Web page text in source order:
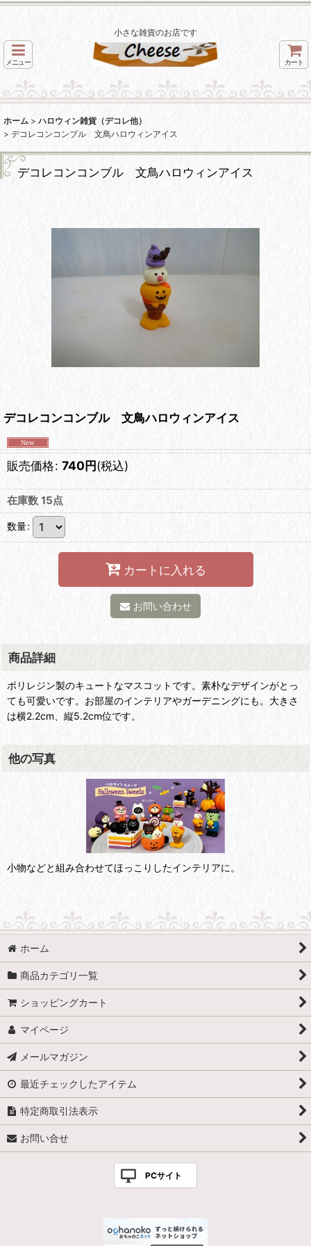
小さな雑貨のお店です
メニュー カート
ホーム > ハロウィン雑貨（デコレ他）
> デコレコンコンブル 文鳥ハロウィンアイス
デコレコンコンブル 文鳥ハロウィンアイス
デコレコンコンブル 文鳥ハロウィンアイス
販売価格: 740円(税込)
在庫数 15点
数量:
カートに入れる
お問い合わせ
商品詳細
ポリレジン製のキュートなマスコットです。素朴なデザインがとっ
ても可愛いです。お部屋のインテリアやガーデニングにも。大きさ
は横2.2cm、縦5.2cm位です。
他の写真
小物などと組み合わせてほっこりしたインテリアに。
ホーム
商品カテゴリ一覧
ショッピングカート
マイページ
メールマガジン
最近チェックしたアイテム
特定商取引法表示
お問い合せ
PCサイト